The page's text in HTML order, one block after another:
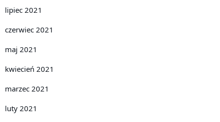
lipiec 2021
czerwiec 2021
maj 2021
kwiecień 2021
marzec 2021
luty 2021